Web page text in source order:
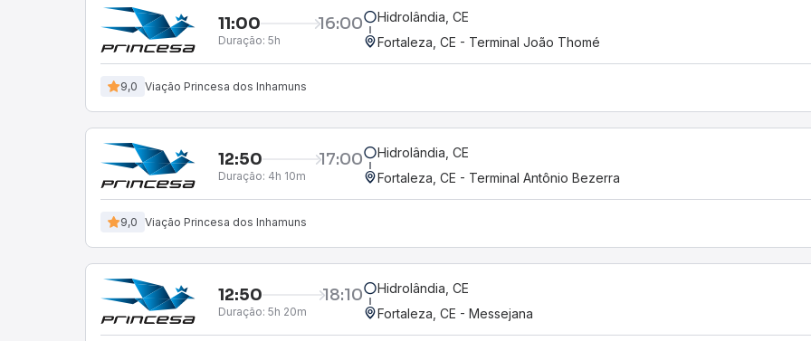
11:00 16:00
Duração: 5h
Hidrolândia, CE
Fortaleza, CE - Terminal João Thomé
9,0 Viação Princesa dos Inhamuns
12:50 17:00
Duração: 4h 10m
Hidrolândia, CE
Fortaleza, CE - Terminal Antônio Bezerra
9,0 Viação Princesa dos Inhamuns
12:50 18:10
Duração: 5h 20m
Hidrolândia, CE
Fortaleza, CE - Messejana